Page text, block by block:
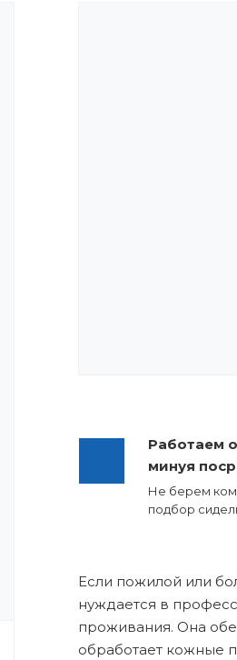
Работаем
минуя
Не берем
подбор
Если пожилой или
нуждается в
проживания. Она
обработает кожные